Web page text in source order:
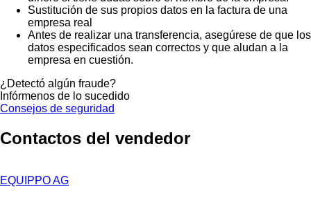
Sustitución de sus propios datos en la factura de una
empresa real
Antes de realizar una transferencia, asegúrese de que los
datos especificados sean correctos y que aludan a la
empresa en cuestión.
¿Detectó algún fraude?
Infórmenos de lo sucedido
Consejos de seguridad
Contactos del vendedor
EQUIPPO AG